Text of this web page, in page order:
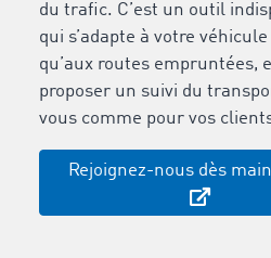
du trafic. C’est un outil
qui s’adapte à votre
qu’aux routes empruntées,
proposer un suivi du
vous comme pour vos
Rejoignez-nous dès